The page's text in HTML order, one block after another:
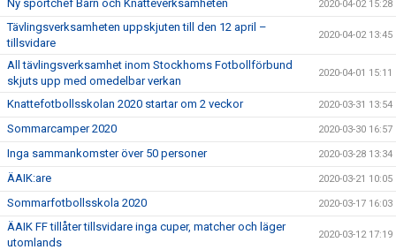
Ny sportchef Barn och Knatteverksamheten 2020-04-02 15:28
Tävlingsverksamheten uppskjuten till den 12 april –
tillsvidare
2020-04-02 13:45
All tävlingsverksamhet inom Stockhoms Fotbollförbund
skjuts upp med omedelbar verkan
2020-04-01 15:11
Knattefotbollsskolan 2020 startar om 2 veckor 2020-03-31 13:54
Sommarcamper 2020 2020-03-30 16:57
Inga sammankomster över 50 personer 2020-03-28 13:34
ÄAIK:are 2020-03-21 10:05
Sommarfotbollsskola 2020 2020-03-17 16:03
ÄAIK FF tillåter tillsvidare inga cuper, matcher och läger
utomlands
2020-03-12 17:19